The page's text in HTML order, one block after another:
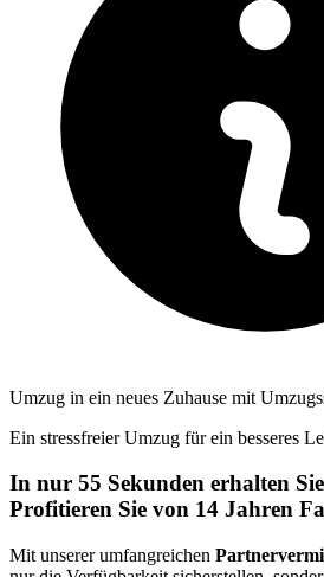
Umzug in ein neues Zuhause mit
Ein stressfreier Umzug für ein besseres
In nur 55 Sekunden erhalten
Profitieren Sie von 14 Jahren
Mit unserer umfangreichen